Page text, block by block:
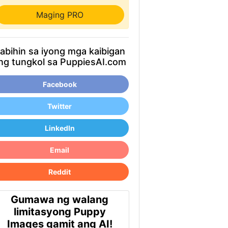
Maging PRO
sa iyong mga kaibigan
tungkol sa PuppiesAI.com
Facebook
Twitter
LinkedIn
Email
Reddit
Gumawa ng walang
limitasyong Puppy
Images gamit ang AI!